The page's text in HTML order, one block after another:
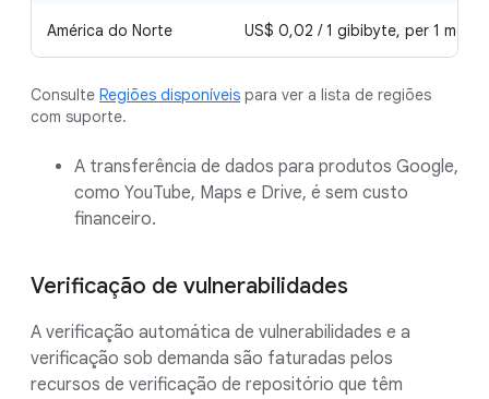
América do Norte US$ 0,02 / 1 gibibyte, per 1
Consulte Regiões disponíveis para ver a lista de regiões
com suporte.
A transferência de dados para produtos Google,
como YouTube, Maps e Drive, é sem custo
financeiro.
Verificação de vulnerabilidades
A verificação automática de vulnerabilidades e a
verificação sob demanda são faturadas pelos
recursos de verificação de repositório que têm